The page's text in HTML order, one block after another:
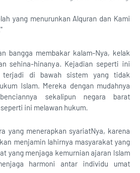
yang menurunkan Alquran dan Kami
bangga membakar kalam-Nya, kelak
sehina-hinanya. Kejadian seperti ini
terjadi di bawah sistem yang tidak
Islam. Mereka dengan mudahnya
sekalipun negara barat
ini melawan hukum.
yang menerapkan syariatNya, karena
menjamin lahirnya masyarakat yang
yang menjaga kemurnian ajaran Islam
harmoni antar individu umat